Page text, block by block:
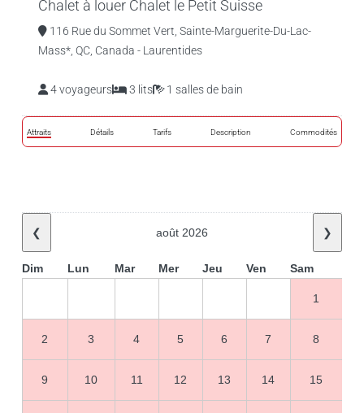
Chalet à louer Chalet le Petit Suisse
116 Rue du Sommet Vert, Sainte-Marguerite-Du-Lac-
Mass*, QC, Canada - Laurentides
4 voyageurs 3 lits 1 salles de bain
Attraits Détails Tarifs Description Commodités
❮ août 2026 ❯
Dim Lun Mar Mer Jeu Ven Sam
1
2 3 4 5 6 7 8
9 10 11 12 13 14 15